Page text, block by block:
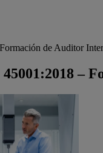
de Auditor
45001:2018